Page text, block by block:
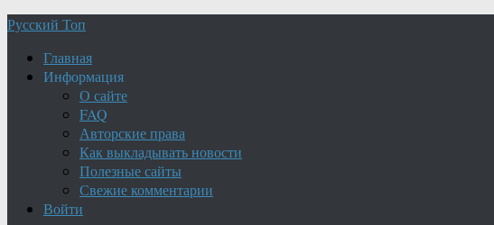
Русский Топ
Главная
Информация
О сайте
FAQ
Авторские права
Как выкладывать новости
Полезные сайты
Свежие комментарии
Войти